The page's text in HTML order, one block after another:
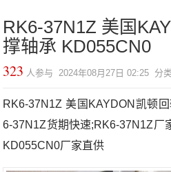
RK6-37N1Z 美国
撑轴承 KD055CN0
323 人参与 2024年08月27日 02:25 分
RK6-37N1Z 美国KAYDON凯顿
6-37N1Z货期快速;RK6-37N1Z厂
KD055CN0厂家直供